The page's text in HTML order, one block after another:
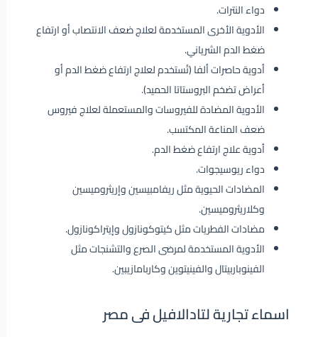
دواء النترات.
الأدوية الأخرى المستخدمة لعلاج ضعف الانتصاب أو ارتفاع
ضغط الدم الشرياني.
أدوية حاصرات ألفا (تُستخدم لعلاج ارتفاع ضغط الدم أو
أعراض تضخم البروستاتا الحميد).
الأدوية المضادة للفيروسات والمستعملة لعلاج فيروس
ضعف المناعة المكتسب.
أدوية علاج ارتفاع ضغط الدم.
دواء ريوسيجوات.
المضادات الحيوية مثل ريفامبيسين وإريثروميسين
وكلاريثروميسين.
مضادات الفطريات مثل كيتوكونازول وإيتراكونازول.
الأدوية المستخدمة لمرضى الصرع والتشنجات مثل
الفينوباربيتال والفينيتوين وكاربامازيبين.
اسماء تجارية لتادالافيل فى مصر